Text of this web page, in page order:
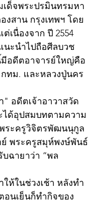
เด็จพระปรมินทรมหา
สาน กรุงเทพฯ โดย
เนื่องจาก ปี 2554
นะนำไปถือศีลบวช
อดีตอาจารย์ใหญ่คือ
ทม. และหลวงปู่นคร
อดีตเจ้าอาวาสวัด
ได้อุปสมบทตามความ
พระครูวิจิตรพัฒนนุกูล
ย์ พระครูสมุห์พงษ์พันธ์
ฉายาว่า “พล
ห้ในช่วงเช้า หลังทำ
อนเย็นก็ทำกิจของ